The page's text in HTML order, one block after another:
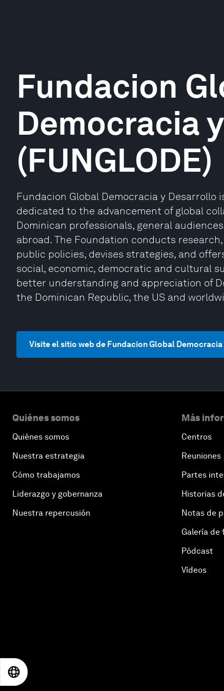
Fundacion
Democracia
(FUNGLODE)
Fundacion Global Democracia y
dedicated to the advancement of global
Dominican professionals, general
abroad. The Foundation conducts
public policies, devises strategies, and
social, economic, democratic and cultural
better understanding and appreciation of
the Dominican Republic, the US and
Visite el sitio web de Fundacion Global Democracia
Quiénes somos
Quiénes somos
Nuestra estrategia
Cómo trabajamos
Liderazgo y gobernanza
Nuestra repercusión
Más
Centros
Reuniones
Partes
Historias
Notas de
Galería de
Pódcast
Vídeos